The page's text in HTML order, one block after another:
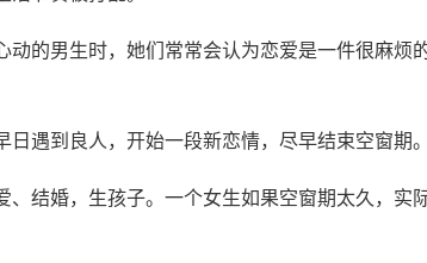
的男生时，她们常常会认为恋爱是一件很麻烦
遇到良人，开始一段新恋情，尽早结束空窗期。
结婚，生孩子。一个女生如果空窗期太久，实